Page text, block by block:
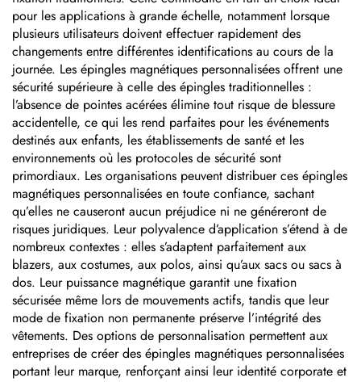
pour les applications à grande échelle, notamment lorsque
plusieurs utilisateurs doivent effectuer rapidement des
changements entre différentes identifications au cours de la
journée. Les épingles magnétiques personnalisées offrent une
sécurité supérieure à celle des épingles traditionnelles :
l’absence de pointes acérées élimine tout risque de blessure
accidentelle, ce qui les rend parfaites pour les événements
destinés aux enfants, les établissements de santé et les
environnements où les protocoles de sécurité sont
primordiaux. Les organisations peuvent distribuer ces épingles
magnétiques personnalisées en toute confiance, sachant
qu’elles ne causeront aucun préjudice ni ne généreront de
risques juridiques. Leur polyvalence d’application s’étend à de
nombreux contextes : elles s’adaptent parfaitement aux
blazers, aux costumes, aux polos, ainsi qu’aux sacs ou sacs à
dos. Leur puissance magnétique garantit une fixation
sécurisée même lors de mouvements actifs, tandis que leur
mode de fixation non permanente préserve l’intégrité des
vêtements. Des options de personnalisation permettent aux
entreprises de créer des épingles magnétiques personnalisées
portant leur marque, renforçant ainsi leur identité corporate et